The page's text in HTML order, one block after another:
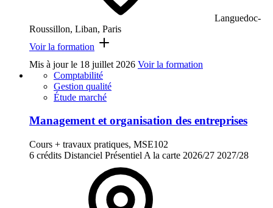
Languedoc-
Roussillon, Liban, Paris
Voir la formation
Mis à jour le 18 juillet 2026 Voir la formation
Comptabilité
Gestion qualité
Étude marché
Management et organisation des entreprises
Cours + travaux pratiques, MSE102
6 crédits Distanciel Présentiel A la carte 2026/27 2027/28